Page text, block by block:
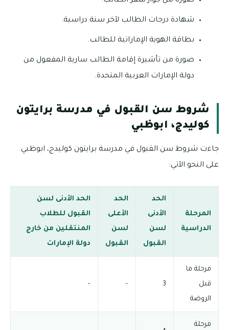
شهادة درجات الطالب لآخر سنة دراسية.
بطاقة الهوية الإماراتية للطالب.
صورة من تأشيرة إقامة الطالب سارية المفعول من
دولة الإمارات العربية المتحدة.
شروط سن القبول في مدرسة برايتون
كوليدج، ابوظبي
جاءت شروط سن القبول في مدرسة برايتون كوليدج، ابوظبي
على النحو الآتي:
المرحلة
الدراسية
الحد
الأدنى
لسن
القبول
الحد
الأعلى
لسن
القبول
الحد الأدنى لسن
القبول للطلاب
المنتقلين من خارج
دولة الإمارات
مرحلة ما
قبل
الروضة
3
–
–
مرحلة